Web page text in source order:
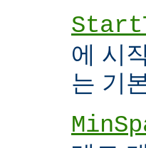
에 시
는 기